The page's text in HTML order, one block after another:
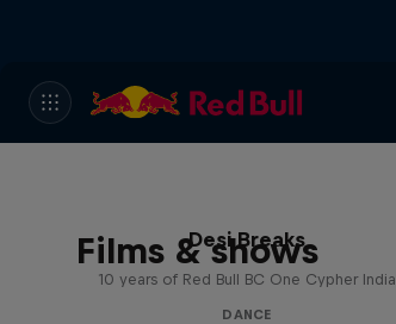
Films & shows
Desi Breaks
10 years of Red Bull BC One Cypher India
DANCE